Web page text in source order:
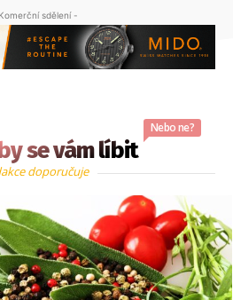
sdělení -
se vám líbit
Nebo ne?
doporučuje